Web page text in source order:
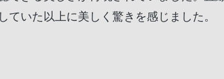
ていた以上に美しく驚きを感じました。